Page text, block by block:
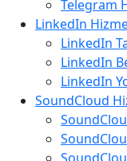
Telegram
LinkedIn
LinkedIn
LinkedIn
LinkedIn
SoundCloud